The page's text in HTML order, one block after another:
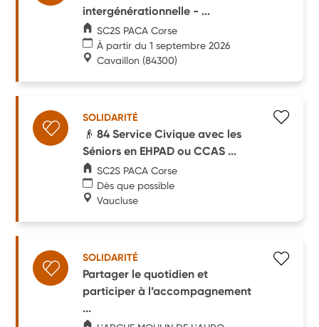
intergénérationnelle - ...
SC2S PACA Corse
À partir du 1 septembre 2026
Cavaillon (84300)
SOLIDARITÉ
👴 84 Service Civique avec les
Séniors en EHPAD ou CCAS ...
SC2S PACA Corse
Dès que possible
Vaucluse
SOLIDARITÉ
Partager le quotidien et
participer à l’accompagnement
...